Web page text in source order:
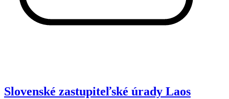
Slovenské zastupiteľské úrady Laos